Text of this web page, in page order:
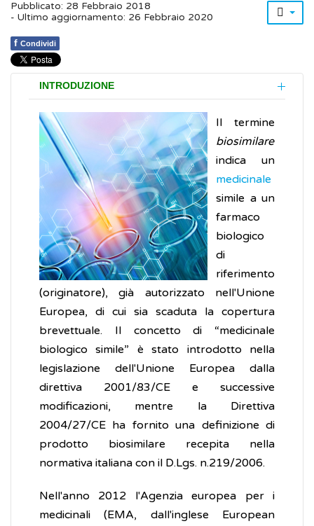
Pubblicato: 28 Febbraio 2018
- Ultimo aggiornamento: 26 Febbraio 2020
f Condividi
INTRODUZIONE
Il termine
biosimilare
indica un
medicinale
simile a un
farmaco
biologico
di
riferimento
(originatore), già autorizzato nell'Unione
Europea, di cui sia scaduta la copertura
brevettuale. Il concetto di “medicinale
biologico simile” è stato introdotto nella
legislazione dell'Unione Europea dalla
direttiva 2001/83/CE e successive
modificazioni, mentre la Direttiva
2004/27/CE ha fornito una definizione di
prodotto biosimilare recepita nella
normativa italiana con il D.Lgs. n.219/2006.
Nell'anno 2012 l'Agenzia europea per i
medicinali (EMA, dall'inglese European